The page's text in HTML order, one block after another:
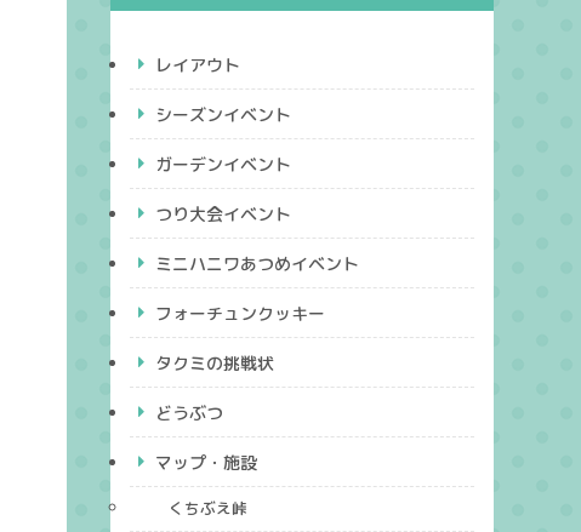
レイアウト
シーズンイベント
ガーデンイベント
つり大会イベント
ミニハニワあつめイベント
フォーチュンクッキー
タクミの挑戦状
どうぶつ
マップ・施設
くちぶえ峠